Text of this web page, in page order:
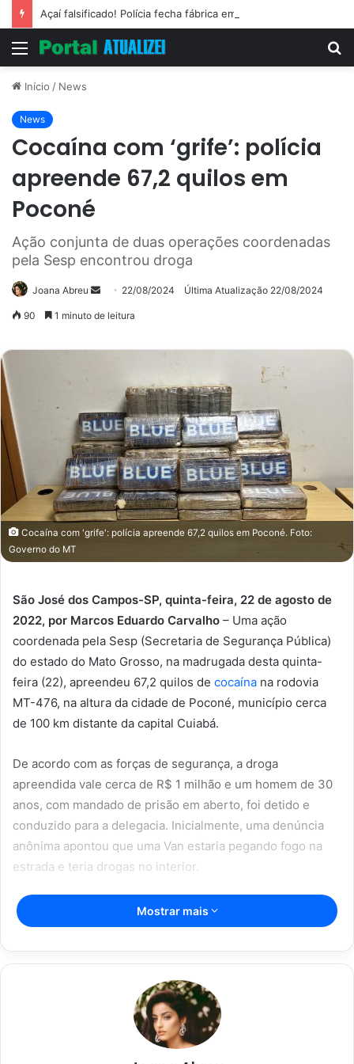
Açaí falsificado! Polícia fecha fábrica em Várzea Grande
Menu
Início / News
News
Cocaína com ‘grife’: polícia
apreende 67,2 quilos em
Poconé
Ação conjunta de duas operações coordenadas
pela Sesp encontrou droga
Joana Abreu
Mande22/08/2024 Última Atualização 22/08/2024
90 1 minuto de leitura
Cocaína com 'grife': polícia apreende 67,2 quilos em Poconé. Foto:
Governo do MT
São José dos Campos-SP, quinta-feira, 22 de agosto de
2022, por Marcos Eduardo Carvalho – Uma ação
coordenada pela Sesp (Secretaria de Segurança Pública)
do estado do Mato Grosso, na madrugada desta quinta-
feira (22), apreendeu 67,2 quilos de cocaína na rodovia
MT-476, na altura da cidade de Poconé, município cerca
de 100 km distante da capital Cuiabá.
De acordo com as forças de segurança, a droga
apreendida vale cerca de R$ 1 milhão e um homem de 30
anos, com mandado de prisão em aberto, foi detido e
conduzido para a delegacia. Inicialmente, uma denúncia
anônima apontou que uma Van estaria pegando fogo na
estrada e teria drogas no interior.
Artigos relacionados
dos 5 mi de seguidores na web
22/08/2024
Açaí falsificado! Polícia fecha fábrica
em Várzea Grande
Mostrar mais